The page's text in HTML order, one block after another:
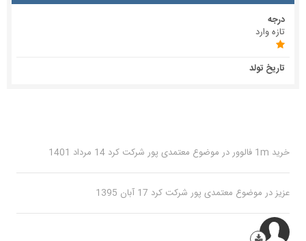
درجه
تازه وارد
تاریخ تولد
خرید 1m فالوور در موضوع معتمدی پور شرکت کرد 14 مرداد 1401
عزیزدر موضوع معتمدی پور شرکت کرد 17 آبان 1395